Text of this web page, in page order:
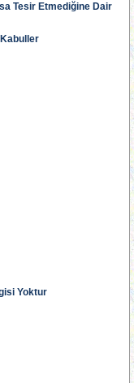
Tesir Etmediğine Dair
Yoktur